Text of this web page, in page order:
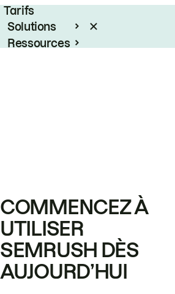
Tarifs
Solutions
Ressources
COMMENCEZ À
UTILISER
SEMRUSH DÈS
AUJOURD’HUI